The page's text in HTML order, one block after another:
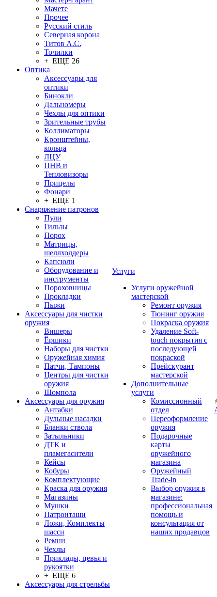
Мачете
Прочее
Русский стиль
Северная корона
Титов А.С.
Точилки
+ ЕЩЕ 26
Оптика
Аксессуары для
оптики
Бинокли
Дальномеры
Чехлы для оптики
Зрительные трубы
Коллиматоры
Кронштейны,
кольца
ЛЦУ
ПНВ и
Тепловизоры
Прицелы
Фонари
+ ЕЩЕ 1
Снаряжение патронов
Пули
Гильзы
Порох
Матрицы,
шеллхолдеры
Капсюли
Оборудование и
инструменты
Пороховницы
Прокладки
Пыжи
Аксессуары для чистки
оружия
Вишеры
Ёршики
Наборы для чистки
Оружейная химия
Патчи, Тампоны
Центры для чистки
оружия
Шомпола
Аксессуары для оружия
Антабки
Дульные насадки
Бланки ствола
Затыльники
ДТК и
пламегасители
Кейсы
Кобуры
Комплектующие
Краска для оружия
Магазины
Мушки
Патронташи
Ложи, Комплекты
шасси
Ремни
Чехлы
Приклады, цевья и
рукоятки
+ ЕЩЕ 6
Аксессуары для стрельбы
Услуги
Услуги оружейной
мастерской
Ремонт оружия
Тюнинг оружия
Покраска оружия
Удаление Soft-
touch покрытия с
последующей
покраской
Прейскурант
мастерской
Дополнительные
услуги
Комиссионный
отдел
Переоформление
оружия
Подарочные
карты
оружейного
магазина
Оружейный
Trade-in
Выбор оружия в
магазине:
профессиональная
помощь и
консультация от
наших продавцов